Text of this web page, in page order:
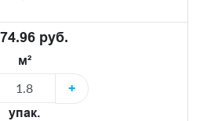
руб.
м²
+
упак.